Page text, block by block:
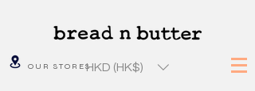
OUR STORESHKD (HK$)